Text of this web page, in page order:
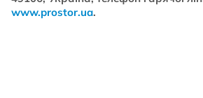
www.prostor.ua.